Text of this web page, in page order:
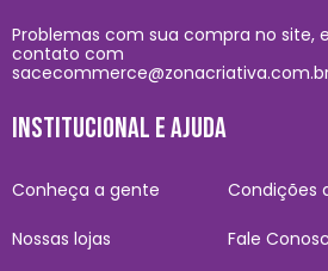
Problemas com sua compra no site,
contato com
INSTITUCIONAL E AJUDA
Conheça a gente
Nossas lojas
Condições
Fale